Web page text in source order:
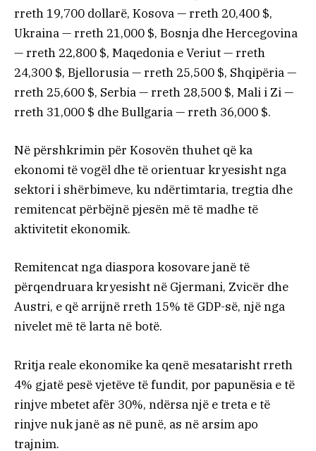
rreth 19,700 dollarë, Kosova — rreth 20,400 $,
Ukraina — rreth 21,000 $, Bosnja dhe Hercegovina
— rreth 22,800 $, Maqedonia e Veriut — rreth
24,300 $, Bjellorusia — rreth 25,500 $, Shqipëria —
rreth 25,600 $, Serbia — rreth 28,500 $, Mali i Zi —
rreth 31,000 $ dhe Bullgaria — rreth 36,000 $.
Në përshkrimin për Kosovën thuhet që ka
ekonomi të vogël dhe të orientuar kryesisht nga
sektori i shërbimeve, ku ndërtimtaria, tregtia dhe
remitencat përbëjnë pjesën më të madhe të
aktivitetit ekonomik.
Remitencat nga diaspora kosovare janë të
përqendruara kryesisht në Gjermani, Zvicër dhe
Austri, e që arrijnë rreth 15% të GDP-së, një nga
nivelet më të larta në botë.
Rritja reale ekonomike ka qenë mesatarisht rreth
4% gjatë pesë vjetëve të fundit, por papunësia e të
rinjve mbetet afër 30%, ndërsa një e treta e të
rinjve nuk janë as në punë, as në arsim apo
trajnim.